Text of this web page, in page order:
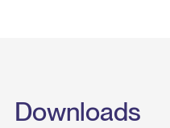
Downloads